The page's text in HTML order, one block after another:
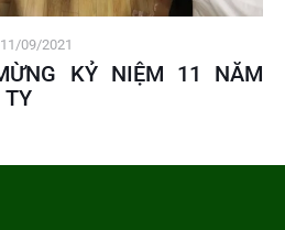
11/09/2021
KỶ NIỆM 11 NĂM
TY